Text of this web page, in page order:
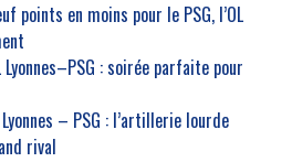
points en moins pour le PSG, l’OL
Lyonnes–PSG : soirée parfaite pour
Lyonnes – PSG : l’artillerie lourde
rival